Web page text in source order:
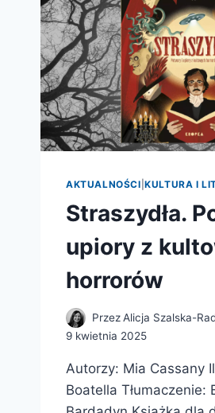
AKTUALNOŚCI |KULTURA I
Straszydła.
upiory z
horrorów
PrzezAlicja Szalska-
9 kwietnia 2025
Autorzy: Mia Cassany
Boatella Tłumaczenie: